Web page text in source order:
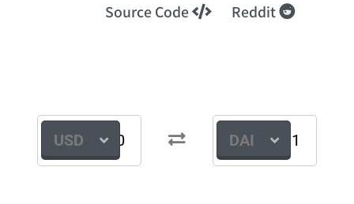
Source Code
DAI
USD